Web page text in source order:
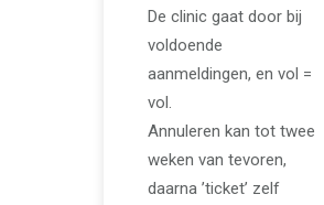
De clinic gaat door bij
voldoende
aanmeldingen, en vol =
vol.
Annuleren kan tot twee
weken van tevoren,
daarna ’ticket’ zelf